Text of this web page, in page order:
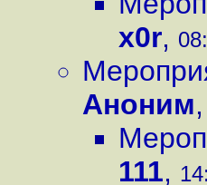
x0r,
Аноним,
111,